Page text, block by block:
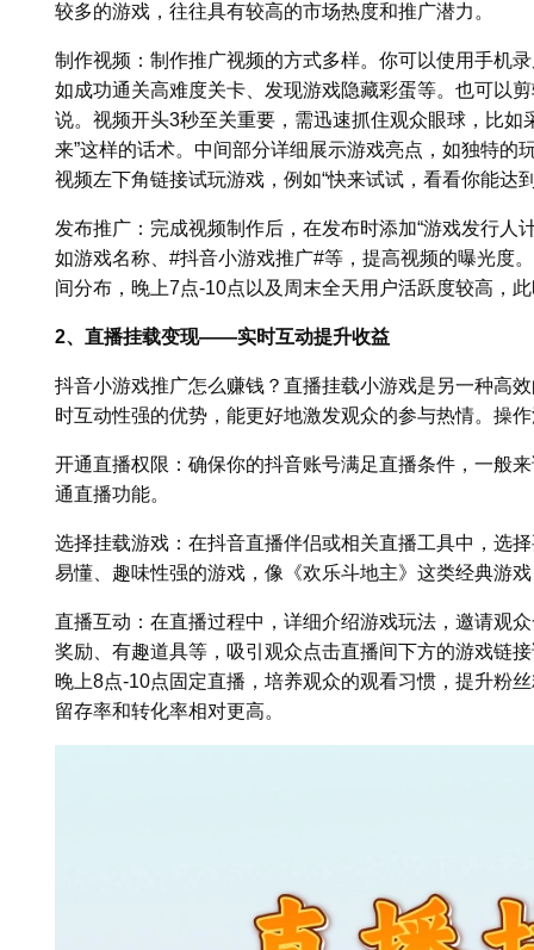
较多的游戏，往往具有较高的市场热度和推广潜力。
制作视频：制作推广视频的方式多样。你可以使用手机
如成功通关高难度关卡、发现游戏隐藏彩蛋等。也可以
说。视频开头3秒至关重要，需迅速抓住观众眼球，比如
来”这样的话术。中间部分详细展示游戏亮点，如独特的
视频左下角链接试玩游戏，例如“快来试试，看看你能达
发布推广：完成视频制作后，在发布时添加“游戏发行人
如游戏名称、#抖音小游戏推广#等，提高视频的曝光度
间分布，晚上7点-10点以及周末全天用户活跃度较高，
2、直播挂载变现——实时互动提升收益
抖音小游戏推广怎么赚钱？直播挂载小游戏是另一种高
时互动性强的优势，能更好地激发观众的参与热情。操
开通直播权限：确保你的抖音账号满足直播条件，一般
通直播功能。
选择挂载游戏：在抖音直播伴侣或相关直播工具中，选
易懂、趣味性强的游戏，像《欢乐斗地主》这类经典游
直播互动：在直播过程中，详细介绍游戏玩法，邀请观
奖励、有趣道具等，吸引观众点击直播间下方的游戏链
晚上8点-10点固定直播，培养观众的观看习惯，提升粉
留存率和转化率相对更高。